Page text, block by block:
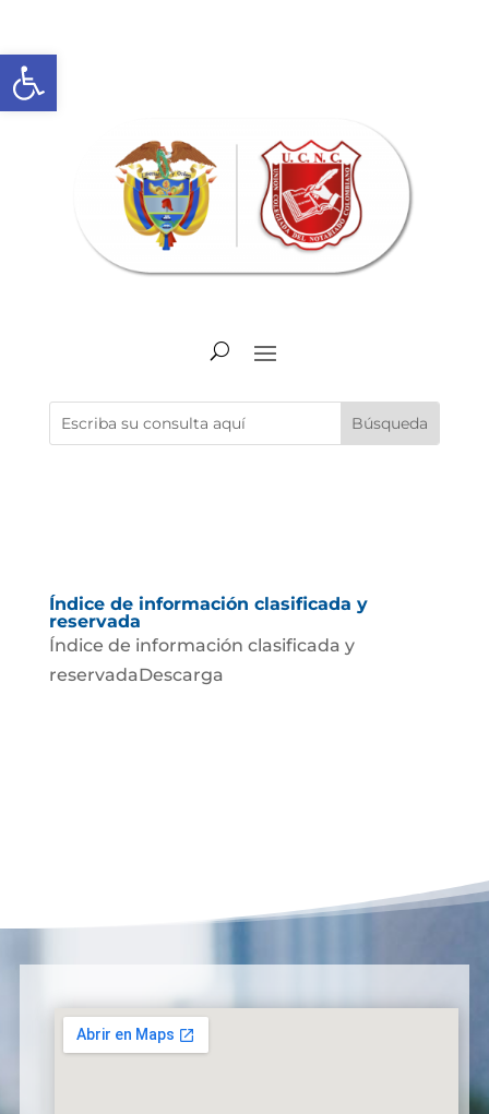
Abrir barra de herramientas
Índice de información clasificada y
reservada
Índice de información clasificada y
reservadaDescarga